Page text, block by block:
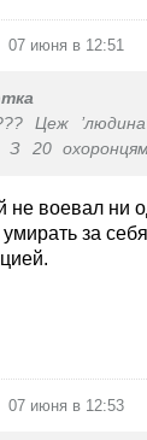
07 июня в 12:51
Цеж
З 20
не воевал ни
за
07 июня в 12:53